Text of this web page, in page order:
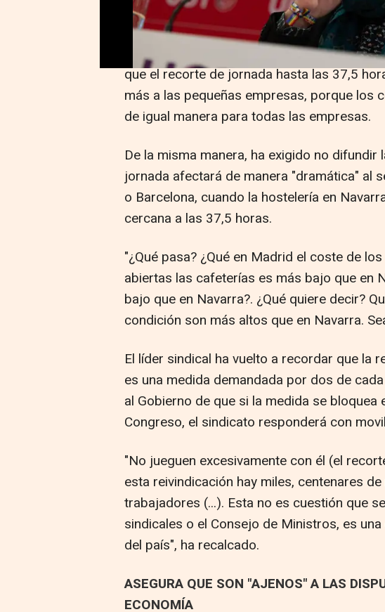
Así lo ha expresado durante una rueda de
propuestas del sindicato de cara a 2025,
que el recorte de jornada hasta las 37,5
más a las pequeñas empresas, porque los
de igual manera para todas las empresas.
De la misma manera, ha exigido no
jornada afectará de manera "dramática" al
o Barcelona, cuando la hostelería en
cercana a las 37,5 horas.
"¿Qué pasa? ¿Qué en Madrid el coste de
abiertas las cafeterías es más bajo que en
bajo que en Navarra?. ¿Qué quiere decir?
condición son más altos que en Navarra.
El líder sindical ha vuelto a recordar que la
es una medida demandada por dos de
al Gobierno de que si la medida se bloquea
Congreso, el sindicato responderá con
"No jueguen excesivamente con él (el
esta reivindicación hay miles, centenares
trabajadores (...). Esta no es cuestión que
sindicales o el Consejo de Ministros, es
del país", ha recalcado.
ASEGURA QUE SON "AJENOS" A LAS
ECONOMÍA